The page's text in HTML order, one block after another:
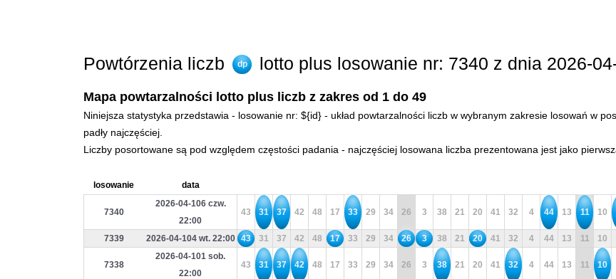
Powtórzenia liczb dp lotto plus losowanie nr: 7340 z dnia 2026-
Mapa powtarzalności lotto plus liczb z zakres od 1 do 49
Niniejsza statystyka przedstawia - losowanie nr: ${id} - układ powtarzalności liczb w wybranym zakresie losowań w
padły najczęściej.
Liczby posortowane są pod względem częstości padania - najczęściej losowana liczba prezentowana jest jako
losowanie data
7340
2026-04-106 czw.
22:00
43 31 37 42 48 17 33 29 34 26 3 38 21 20 41 32 4 44 13 11 10
7339 2026-04-104 wt. 22:00 43 31 37 42 48 17 33 29 34 26 3 38 21 20 41 32 4 44 13 11 10
7338
2026-04-101 sob.
22:00
43 31 37 42 48 17 33 29 34 26 3 38 21 20 41 32 4 44 13 11 10